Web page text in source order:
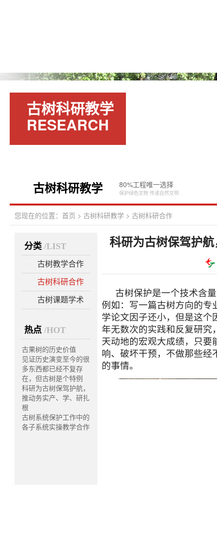
古树科研教学
RESEARCH
古树科研教学 80%工程唯一选择
保护绿色文物 传递自然文明
您现在的位置： 首页 > 古树科研教学> 古树科研合作
分类/LIST
古树教学合作
古树科研合作
古树课题学术
热点/HOT
古果树的历史价值
见证历史演变至今的很
多东西都已经不复存
在，但古树是个特例
科研为古树保驾护航，
推动务实产、学、研扎
根
古树系统保护工作中的
各子系统实操教学合作
科研为古树保驾护
古树保护是一个技术含
例如：写一篇古树方向的
学论文因子还小，但是这
年无数次的实践和反复研
天动地的宏观大成绩，只
响、破坏干预，不做那些
的事情。